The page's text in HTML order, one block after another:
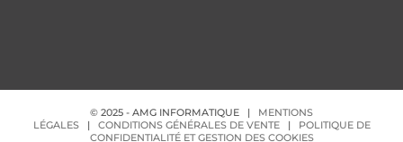
© 2025 - AMG INFORMATIQUE | MENTIONS
LÉGALES| CONDITIONS GÉNÉRALES DE VENTE|
POLITIQUE DE
CONFIDENTIALITÉ ET GESTION DES COOKIES